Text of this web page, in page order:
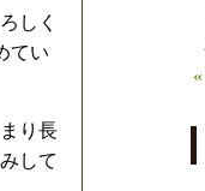
しく
てい
り長
して